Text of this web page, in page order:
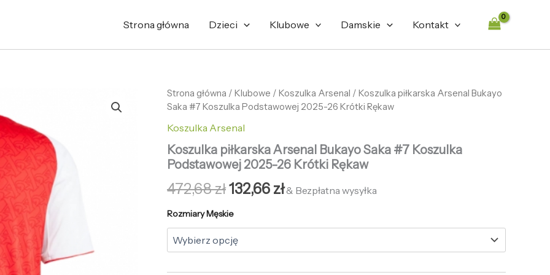
Strona główna Dzieci Klubowe Damskie Kontakt
Strona główna / Klubowe / Koszulka Arsenal / Koszulka piłkarska Arsenal Bukayo
Saka #7 Koszulka Podstawowej 2025-26 Krótki Rękaw
Koszulka Arsenal
Koszulka piłkarska Arsenal Bukayo Saka #7 Koszulka
Podstawowej 2025-26 Krótki Rękaw
472,68zł
Pierwotna
wynosiła:
472,68 zł.
132,66 zł
Aktualna
wynosi:
132,66 zł.
& Bezpłatna wysyłka
Rozmiary Męskie
ilość
Koszulka
Arsenal
Saka
#7
Podstawowej
26
Krótki
Rękaw